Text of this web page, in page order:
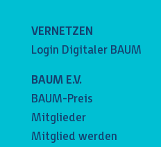
VERNETZEN
Login Digitaler BAUM
BAUM E.V.
BAUM-Preis
Mitglieder
Mitglied werden